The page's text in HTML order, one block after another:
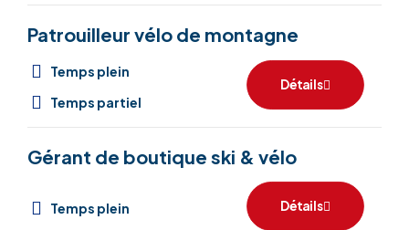
Patrouilleur vélo de montagne
Temps plein
Temps partiel
Détails
Gérant de boutique ski & vélo
Temps plein Détails